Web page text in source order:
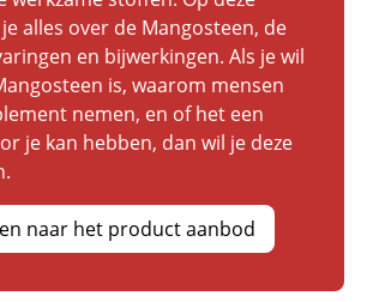
alles over de Mangosteen, de
en bijwerkingen. Als je wil
is, waarom mensen
nemen, en of het een
je kan hebben, dan wil je deze
naar het product aanbod